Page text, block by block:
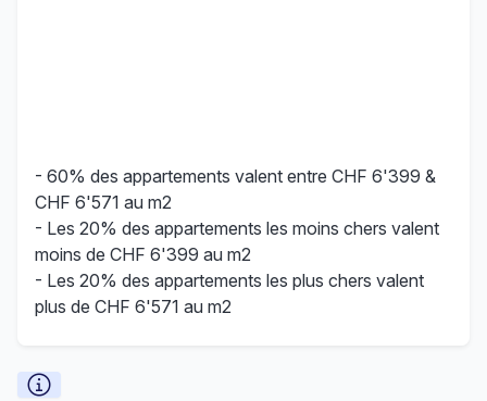
- 60% des appartements valent entre CHF 6'399 &
CHF 6'571 au m2
- Les 20% des appartements les moins chers valent
moins de CHF 6'399 au m2
- Les 20% des appartements les plus chers valent
plus de CHF 6'571 au m2